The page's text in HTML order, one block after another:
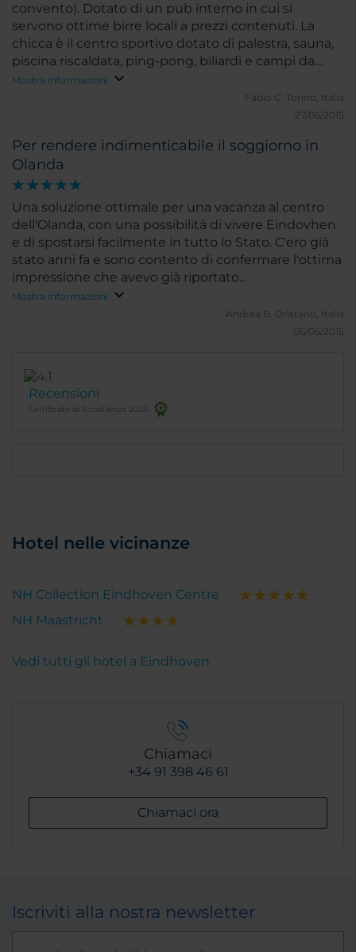
convento). Dotato di un pub interno in cui si
servono ottime birre locali a prezzi contenuti. La
chicca è il centro sportivo dotato di palestra, sauna,
piscina riscaldata, ping-pong, biliardi e campi da
squash. Il tutto ovviamente gratis e a completa
Mostra informazioni
Fabio C. Torino, Italia
27/05/2015
Per rendere indimenticabile il soggiorno in
Olanda
Una soluzione ottimale per una vacanza al centro
dell'Olanda, con una possibilità di vivere Eindovhen
e di spostarsi facilmente in tutto lo Stato. C'ero già
stato anni fa e sono contento di confermare l'ottima
impressione che avevo già riportato...
Mostra informazioni
Andrea B. Oristano, Italia
06/05/2015
Recensioni
Certificato di Eccellenza 2025
Hotel nelle vicinanze
NH Collection Eindhoven Centre
NH Maastricht
Vedi tutti gli hotel a Eindhoven
Chiamaci
+34 91 398 46 61
Chiamaci ora
Iscriviti alla nostra newsletter